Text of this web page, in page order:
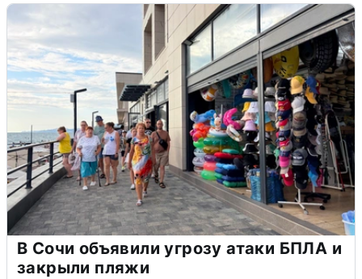
В Сочи объявили угрозу атаки БПЛА и
закрыли пляжи